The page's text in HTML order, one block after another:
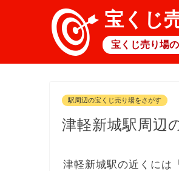
宝くじ
宝くじ売り場
駅周辺の宝くじ売り場をさがす
津軽新城駅周辺
津軽新城駅の近くには